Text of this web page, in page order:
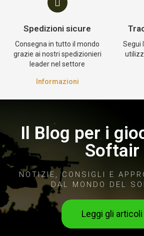
Spedizioni sicure
Consegna in tutto il mondo
grazie ai nostri spedizionieri
leader nel settore
Informazioni
Segui
Il Blog per i
Softair
NOTIZIE, CONSIGLI E
DAL MONDO DEL
Leggi gli articoli